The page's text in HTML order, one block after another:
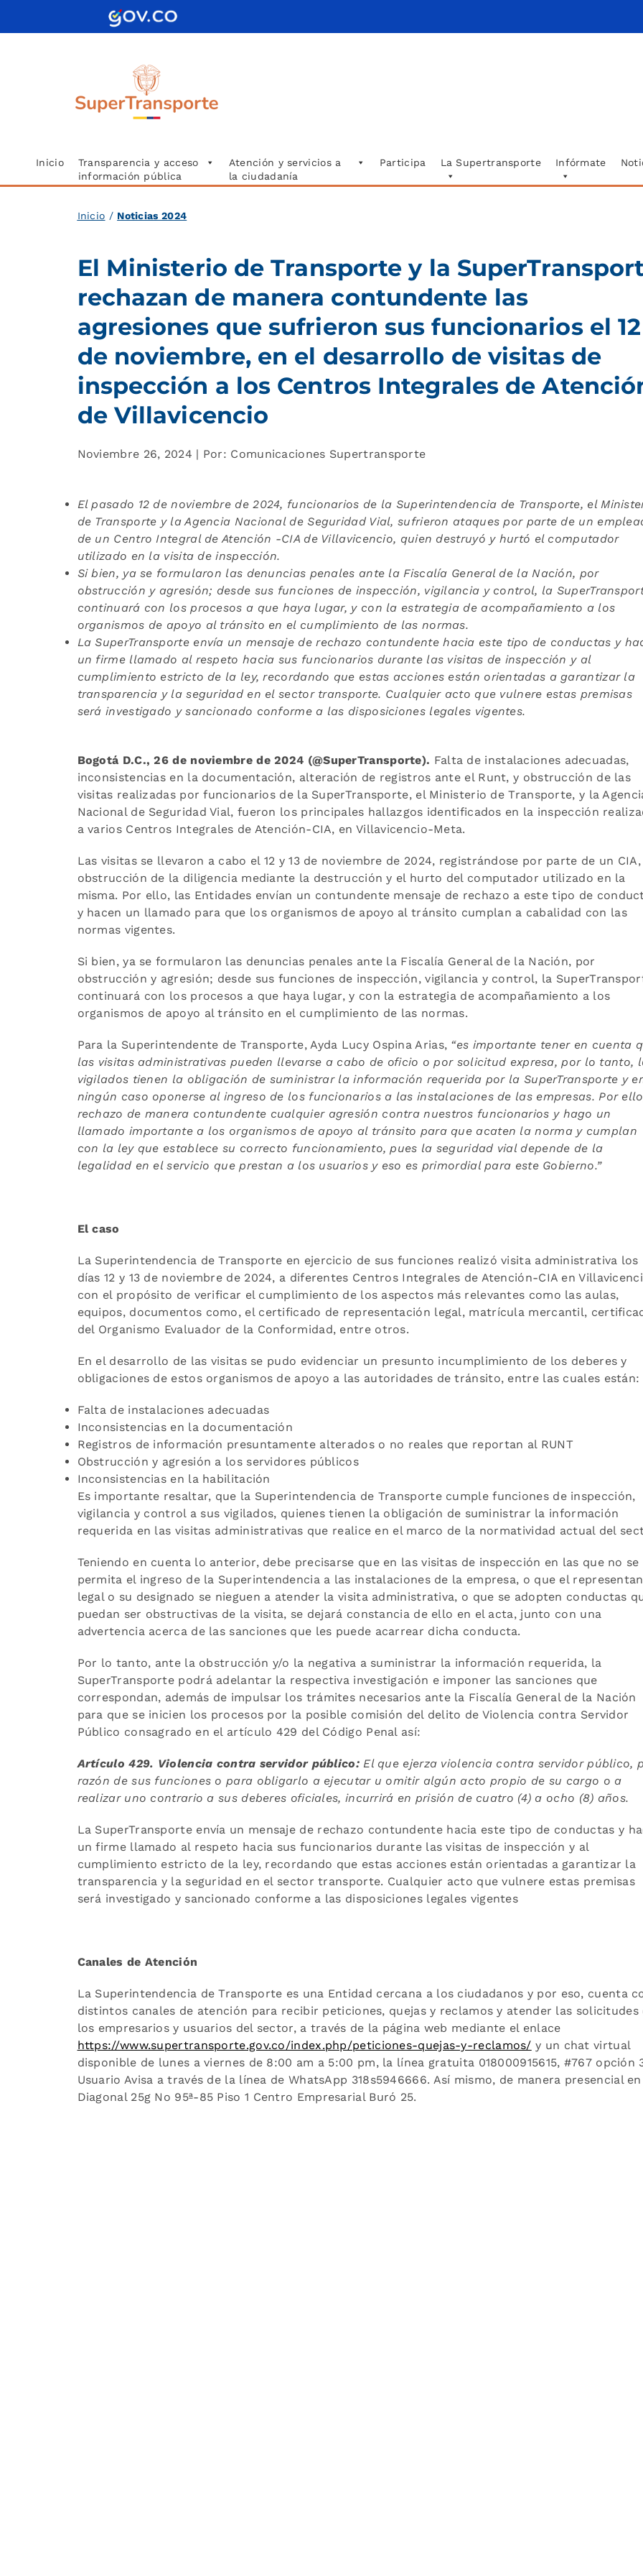
Inicio
Transparencia y acceso
información pública
Atención y servicios a
la ciudadanía
Participa La Supertransporte Infórmate
Inicio / Noticias 2024
El Ministerio de Transporte y la
rechazan de manera contundente las
agresiones que sufrieron sus funcionarios el 12
de noviembre, en el desarrollo de visitas de
inspección a los Centros Integrales de
de Villavicencio
Noviembre 26, 2024 | Por: Comunicaciones Supertransporte
El pasado 12 de noviembre de 2024, funcionarios de la Superintendencia de Transporte, el
de Transporte y la Agencia Nacional de Seguridad Vial, sufrieron ataques por parte de un
de un Centro Integral de Atención -CIA de Villavicencio, quien destruyó y hurtó el computador
utilizado en la visita de inspección.
Si bien, ya se formularon las denuncias penales ante la Fiscalía General de la Nación, por
obstrucción y agresión; desde sus funciones de inspección, vigilancia y control, la
continuará con los procesos a que haya lugar, y con la estrategia de acompañamiento a los
organismos de apoyo al tránsito en el cumplimiento de las normas.
La SuperTransporte envía un mensaje de rechazo contundente hacia este tipo de conductas y
un firme llamado al respeto hacia sus funcionarios durante las visitas de inspección y al
cumplimiento estricto de la ley, recordando que estas acciones están orientadas a garantizar la
transparencia y la seguridad en el sector transporte. Cualquier acto que vulnere estas premisas
será investigado y sancionado conforme a las disposiciones legales vigentes.
Bogotá D.C., 26 de noviembre de 2024 (@SuperTransporte). Falta de instalaciones adecuadas,
inconsistencias en la documentación, alteración de registros ante el Runt, y obstrucción de las
visitas realizadas por funcionarios de la SuperTransporte, el Ministerio de Transporte, y la
Nacional de Seguridad Vial, fueron los principales hallazgos identificados en la inspección
a varios Centros Integrales de Atención-CIA, en Villavicencio-Meta.
Las visitas se llevaron a cabo el 12 y 13 de noviembre de 2024, registrándose por parte de un
obstrucción de la diligencia mediante la destrucción y el hurto del computador utilizado en la
misma. Por ello, las Entidades envían un contundente mensaje de rechazo a este tipo de
y hacen un llamado para que los organismos de apoyo al tránsito cumplan a cabalidad con las
normas vigentes.
Si bien, ya se formularon las denuncias penales ante la Fiscalía General de la Nación, por
obstrucción y agresión; desde sus funciones de inspección, vigilancia y control, la
continuará con los procesos a que haya lugar, y con la estrategia de acompañamiento a los
organismos de apoyo al tránsito en el cumplimiento de las normas.
Para la Superintendente de Transporte, Ayda Lucy Ospina Arias, “es importante tener en cuenta
las visitas administrativas pueden llevarse a cabo de oficio o por solicitud expresa, por lo tanto,
vigilados tienen la obligación de suministrar la información requerida por la SuperTransporte y
ningún caso oponerse al ingreso de los funcionarios a las instalaciones de las empresas. Por
rechazo de manera contundente cualquier agresión contra nuestros funcionarios y hago un
llamado importante a los organismos de apoyo al tránsito para que acaten la norma y cumplan
con la ley que establece su correcto funcionamiento, pues la seguridad vial depende de la
legalidad en el servicio que prestan a los usuarios y eso es primordial para este Gobierno.”
El caso
La Superintendencia de Transporte en ejercicio de sus funciones realizó visita administrativa los
días 12 y 13 de noviembre de 2024, a diferentes Centros Integrales de Atención-CIA en
con el propósito de verificar el cumplimiento de los aspectos más relevantes como las aulas,
equipos, documentos como, el certificado de representación legal, matrícula mercantil,
del Organismo Evaluador de la Conformidad, entre otros.
En el desarrollo de las visitas se pudo evidenciar un presunto incumplimiento de los deberes y
obligaciones de estos organismos de apoyo a las autoridades de tránsito, entre las cuales están:
Falta de instalaciones adecuadas
Inconsistencias en la documentación
Registros de información presuntamente alterados o no reales que reportan al RUNT
Obstrucción y agresión a los servidores públicos
Inconsistencias en la habilitación
Es importante resaltar, que la Superintendencia de Transporte cumple funciones de inspección,
vigilancia y control a sus vigilados, quienes tienen la obligación de suministrar la información
requerida en las visitas administrativas que realice en el marco de la normatividad actual del
Teniendo en cuenta lo anterior, debe precisarse que en las visitas de inspección en las que no se
permita el ingreso de la Superintendencia a las instalaciones de la empresa, o que el
legal o su designado se nieguen a atender la visita administrativa, o que se adopten conductas
puedan ser obstructivas de la visita, se dejará constancia de ello en el acta, junto con una
advertencia acerca de las sanciones que les puede acarrear dicha conducta.
Por lo tanto, ante la obstrucción y/o la negativa a suministrar la información requerida, la
SuperTransporte podrá adelantar la respectiva investigación e imponer las sanciones que
correspondan, además de impulsar los trámites necesarios ante la Fiscalía General de la Nación
para que se inicien los procesos por la posible comisión del delito de Violencia contra Servidor
Público consagrado en el artículo 429 del Código Penal así:
Artículo 429. Violencia contra servidor público: El que ejerza violencia contra servidor público,
razón de sus funciones o para obligarlo a ejecutar u omitir algún acto propio de su cargo o a
realizar uno contrario a sus deberes oficiales, incurrirá en prisión de cuatro (4) a ocho (8) años.
La SuperTransporte envía un mensaje de rechazo contundente hacia este tipo de conductas y
un firme llamado al respeto hacia sus funcionarios durante las visitas de inspección y al
cumplimiento estricto de la ley, recordando que estas acciones están orientadas a garantizar la
transparencia y la seguridad en el sector transporte. Cualquier acto que vulnere estas premisas
será investigado y sancionado conforme a las disposiciones legales vigentes
Canales de Atención
La Superintendencia de Transporte es una Entidad cercana a los ciudadanos y por eso, cuenta
distintos canales de atención para recibir peticiones, quejas y reclamos y atender las solicitudes
los empresarios y usuarios del sector, a través de la página web mediante el enlace
https://www.supertransporte.gov.co/index.php/peticiones-quejas-y-reclamos/ y un chat virtual
disponible de lunes a viernes de 8:00 am a 5:00 pm, la línea gratuita 018000915615, #767 opción
Usuario Avisa a través de la línea de WhatsApp 318s5946666. Así mismo, de manera presencial
Diagonal 25g No 95ª-85 Piso 1 Centro Empresarial Buró 25.